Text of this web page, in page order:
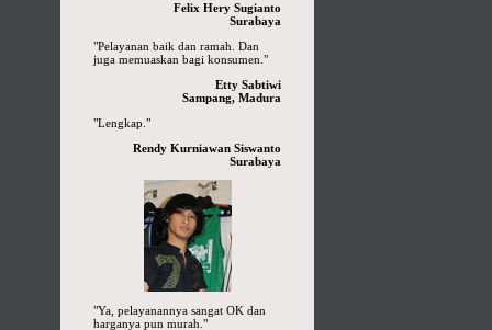
Felix Hery Sugianto
Surabaya
"Pelayanan baik dan ramah. Dan
juga memuaskan bagi konsumen."
Etty Sabtiwi
Sampang, Madura
"Lengkap."
Rendy Kurniawan Siswanto
Surabaya
"Ya, pelayanannya sangat OK dan
harganya pun murah."